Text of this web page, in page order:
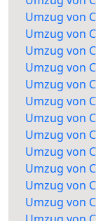
Umzug von
Umzug von
Umzug von
Umzug von
Umzug von
Umzug von
Umzug von
Umzug von
Umzug von
Umzug von
Umzug von
Umzug von